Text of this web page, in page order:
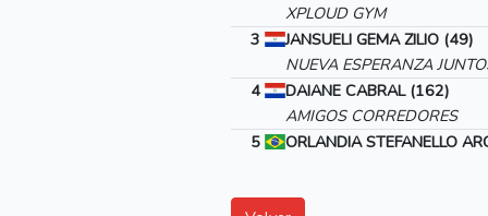
XPLOUD GYM
3
JANSUELI GEMA ZILIO (49)
NUEVA ESPERANZA
4
DAIANE CABRAL (162)
AMIGOS CORREDORES
5
ORLANDIA STEFANELLO